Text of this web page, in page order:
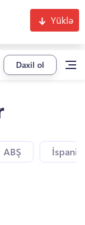
Yüklə
Daxil ol
ABŞ